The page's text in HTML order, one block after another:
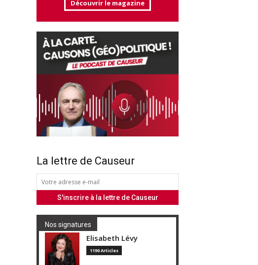
Découvrir le magazine
La lettre de Causeur
Nos signatures
Elisabeth Lévy
1190 Articles